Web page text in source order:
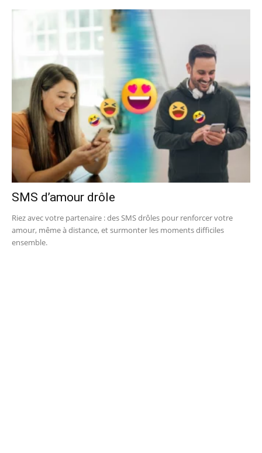
SMS d’amour drôle
Riez avec votre partenaire : des SMS drôles pour renforcer votre
amour, même à distance, et surmonter les moments difficiles
ensemble.